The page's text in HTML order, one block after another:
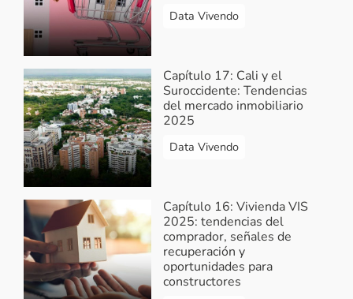
Data Vivendo
Capítulo 17: Cali y el
Suroccidente: Tendencias
del mercado inmobiliario
2025
Data Vivendo
Capítulo 16: Vivienda VIS
2025: tendencias del
comprador, señales de
recuperación y
oportunidades para
constructores